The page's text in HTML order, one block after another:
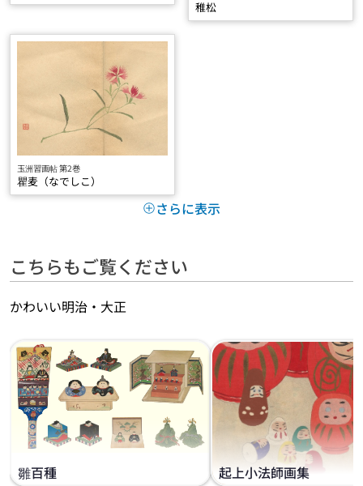
稚松
玉洲習画帖 第2巻
瞿麦（なでしこ）
さらに表示
こちらもご覧ください
かわいい明治・大正
雛百種 起上小法師画集